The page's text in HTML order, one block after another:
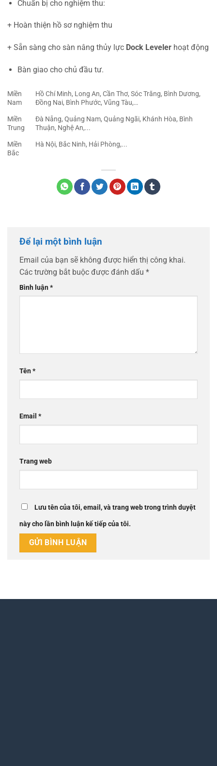
Chuẩn bị cho nghiệm thu:
+ Hoàn thiện hồ sơ nghiệm thu
+ Sẵn sàng cho sàn nâng thủy lực Dock Leveler hoạt động
Bàn giao cho chủ đầu tư.
Miền
Nam
Hồ Chí Minh, Long An, Cần Thơ, Sóc Trăng, Bình Dương,
Đồng Nai, Bình Phước, Vũng Tàu,…
Miền
Trung
Đà Nẵng, Quảng Nam, Quảng Ngãi, Khánh Hòa, Bình
Thuận, Nghệ An,...
Miền
Bắc
Hà Nội, Bắc Ninh, Hải Phòng,...
Để lại một bình luận
Email của bạn sẽ không được hiển thị công khai.
Các trường bắt buộc được đánh dấu *
Bình luận*
Tên*
Email *
Trang web
Lưu tên của tôi, email, và trang web trong trình duyệt
này cho lần bình luận kế tiếp của tôi.